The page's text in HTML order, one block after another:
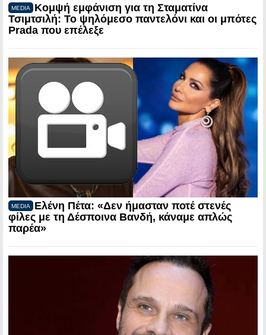
MEDIA
Κομψή εμφάνιση για τη Σταματίνα
Τσιμτσιλή: Το ψηλόμεσο παντελόνι και οι μπότες
Prada που επέλεξε
MEDIA
Ελένη Πέτα: «Δεν ήμασταν ποτέ στενές
φίλες με τη Δέσποινα Βανδή, κάναμε απλώς
παρέα»